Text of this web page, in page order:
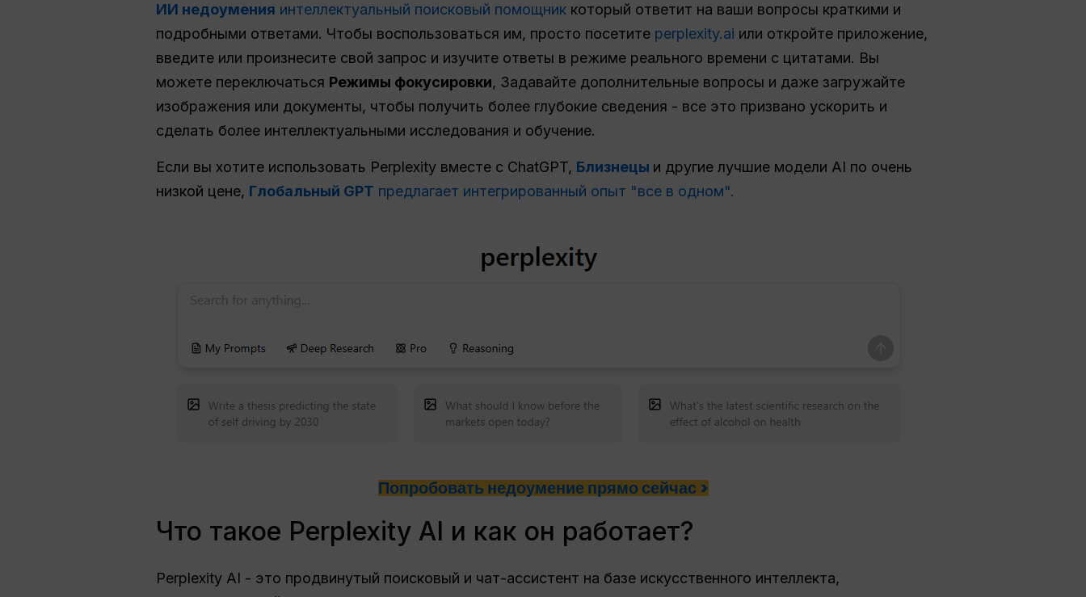
ИИ недоумения интеллектуальный поисковый помощник который ответит на ваши вопросы краткими и
подробными ответами. Чтобы воспользоваться им, просто посетите perplexity.ai или откройте приложение,
введите или произнесите свой запрос и изучите ответы в режиме реального времени с цитатами. Вы
можете переключаться Режимы фокусировки, Задавайте дополнительные вопросы и даже загружайте
изображения или документы, чтобы получить более глубокие сведения - все это призвано ускорить и
сделать более интеллектуальными исследования и обучение.
Если вы хотите использовать Perplexity вместе с ChatGPT, Близнецы и другие лучшие модели AI по очень
низкой цене, Глобальный GPT предлагает интегрированный опыт "все в одном".
Попробовать недоумение прямо сейчас >
Что такое Perplexity AI и как он работает?
Perplexity AI - это продвинутый поисковый и чат-ассистент на базе искусственного интеллекта,